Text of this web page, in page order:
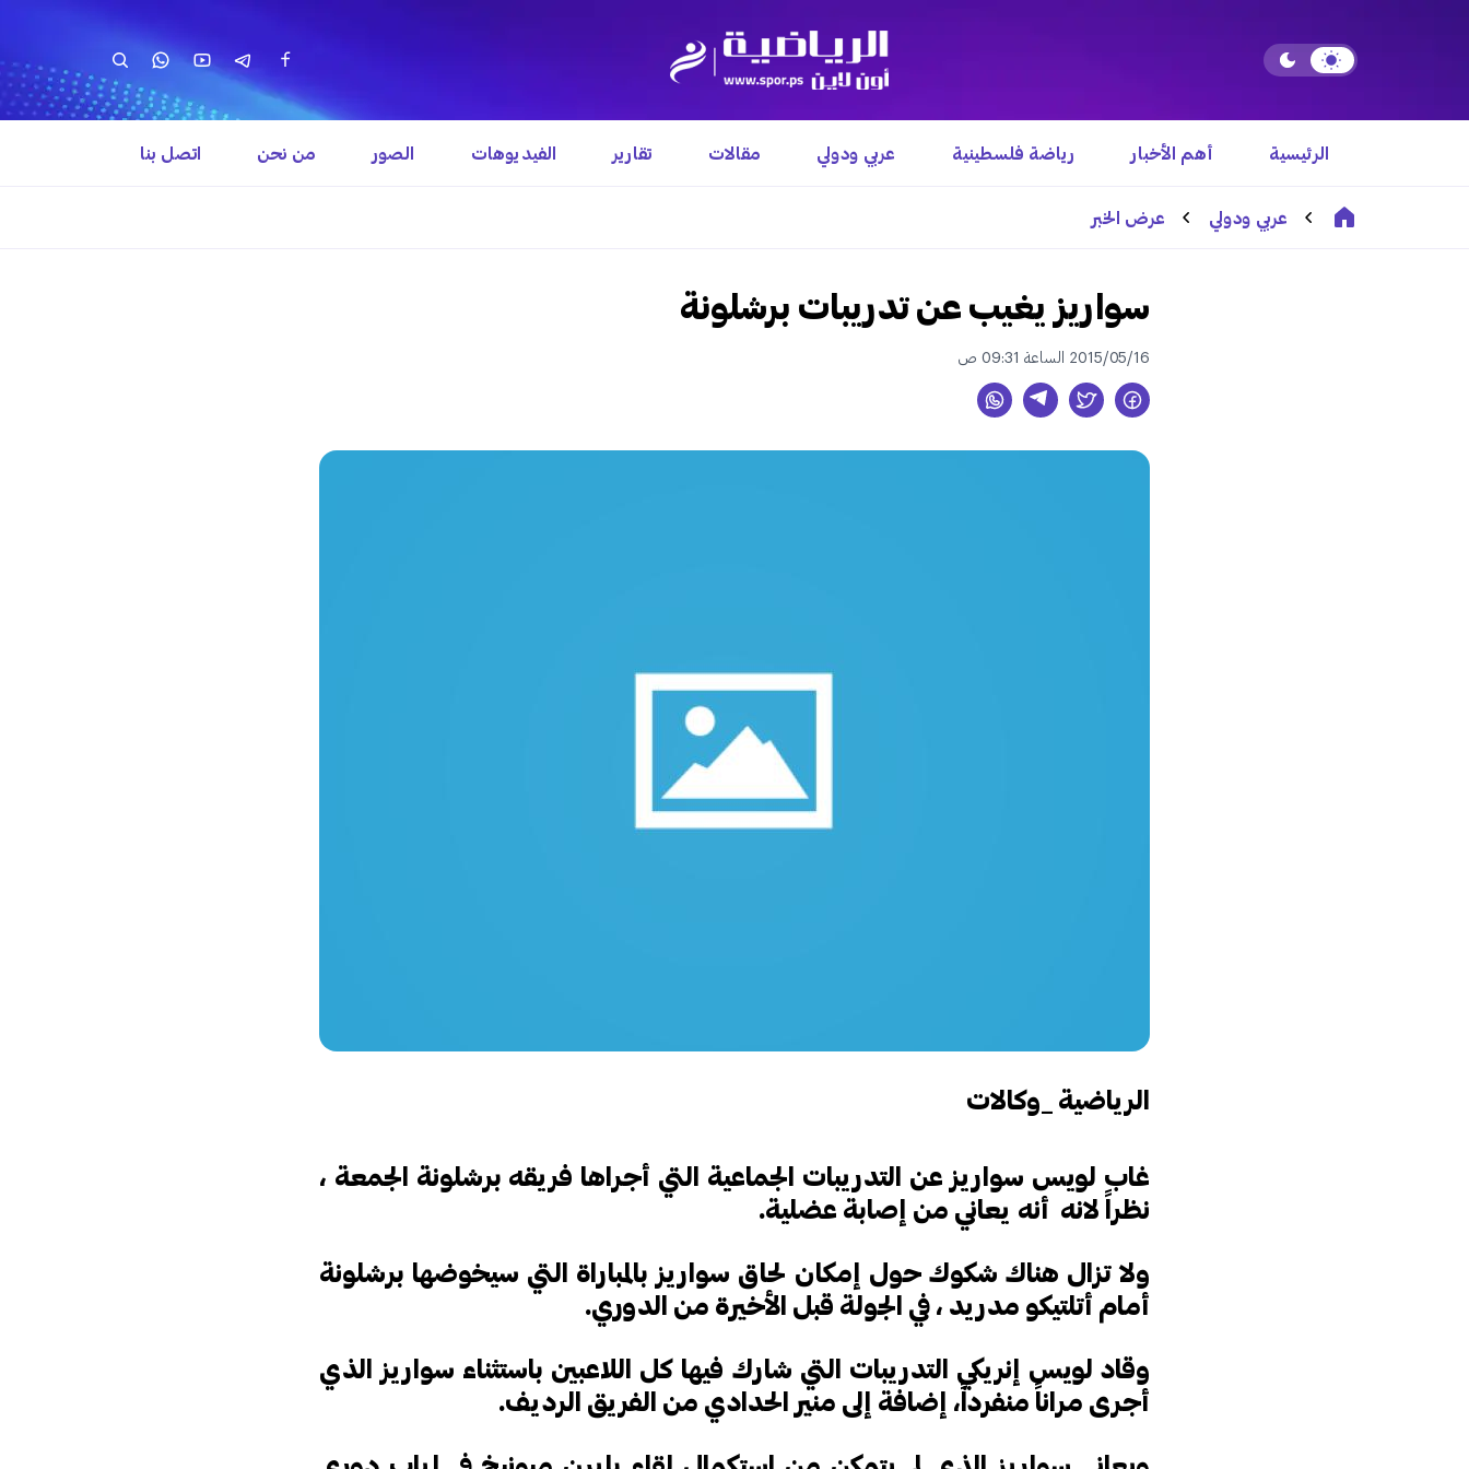
الرئيسية أهم الأخبار رياضة فلسطينية عربي ودولي مقالات تقارير الفيديوهات الصور من نحن اتصل بنا
عربي ودولي عرض الخبر
سواريز يغيب عن تدريبات برشلونة
2015/05/16 الساعة 09:31 ص
الرياضية _وكالات
غاب لويس سواريز عن التدريبات الجماعية التي أجراها فريقه برشلونة الجمعة ،
نظراً لانه أنه يعاني من إصابة عضلية.
ولا تزال هناك شكوك حول إمكان لحاق سواريز بالمباراة التي سيخوضها برشلونة
أمام أتلتيكو مدريد ، في الجولة قبل الأخيرة من الدوري.
وقاد لويس إنريكي التدريبات التي شارك فيها كل اللاعبين باستثناء سواريز الذي
أجرى مراناً منفرداً، إضافة إلى منير الحدادي من الفريق الرديف.